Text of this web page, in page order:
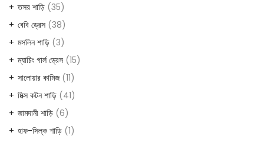
তসর শাড়ি 35
বেবি ড্রেস 38
মসলিন শাড়ি 3
ম্যাচিং গার্ল ড্রেস 15
সালোয়ার কামিজ 11
মিক্স কটন শাড়ি 41
জামদানী শাড়ি 6
হাফ-সিল্ক শাড়ি 1